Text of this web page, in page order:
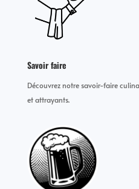
Savoir faire
Découvrez notre savoir-faire
et attrayants.